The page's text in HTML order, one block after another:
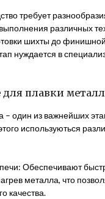
требует
различных
шихты до
нуждается в
плавки
один из важнейших
используються
Обеспечивают
металла, что
качества.